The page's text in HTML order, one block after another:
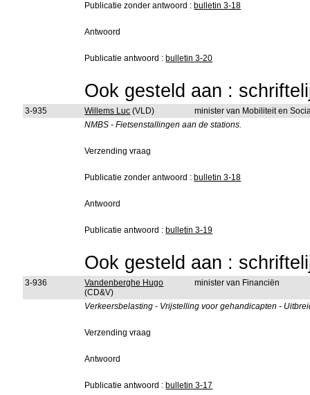
Publicatie zonder antwoord : bulletin 3-18
Antwoord
Publicatie antwoord : bulletin 3-20
Ook gesteld aan :
3-935 Willems Luc (VLD)
minister van Mobiliteit en
NMBS - Fietsenstallingen aan de stations.
Verzending vraag
Publicatie zonder antwoord : bulletin 3-18
Antwoord
Publicatie antwoord : bulletin 3-19
Ook gesteld aan :
3-936
Vandenberghe Hugo
(CD&V)
minister van Financiën
Verkeersbelasting - Vrijstelling voor gehandicapten -
Verzending vraag
Antwoord
Publicatie antwoord : bulletin 3-17